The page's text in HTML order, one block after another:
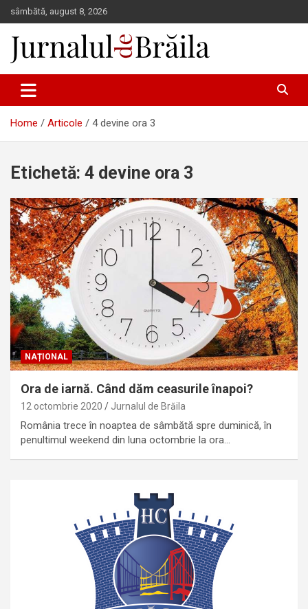
Skip
to
content
sâmbătă, august 8, 2026
Jurnalul de Brăila
Home Articole 4 devine ora 3
Etichetă: 4 devine ora 3
NAȚIONAL
Ora de iarnă. Când dăm ceasurile înapoi?
12 octombrie 2020 Jurnalul de Brăila
România trece în noaptea de sâmbătă spre duminică, în
penultimul weekend din luna octombrie la ora…